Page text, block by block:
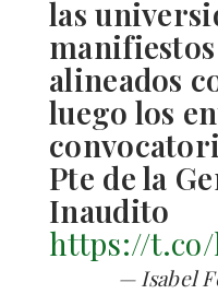
las
alineados
luego los
Pte de la
Inaudito
https://t.co/
— Isabel